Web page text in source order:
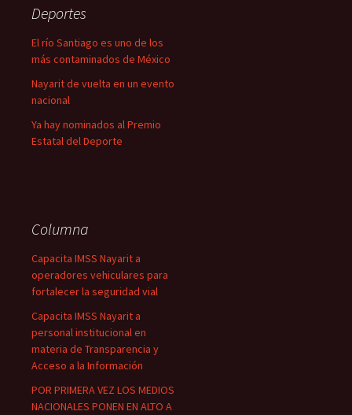
Deportes
El río Santiago es uno de los
más contaminados de México
Nayarit de vuelta en un evento
nacional
Ya hay nominados al Premio
Estatal del Deporte
Columna
Capacita IMSS Nayarit a
operadores vehiculares para
fortalecer la seguridad vial
Capacita IMSS Nayarit a
personal institucional en
materia de Transparencia y
Acceso a la Información
POR PRIMERA VEZ LOS MEDIOS
NACIONALES PONEN EN ALTO A